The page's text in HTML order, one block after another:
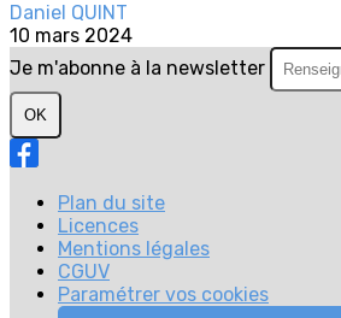
Daniel QUINT
10 mars 2024
Je m'abonne à la newsletter
OK
Plan du site
Licences
Mentions légales
CGUV
Paramétrer vos cookies